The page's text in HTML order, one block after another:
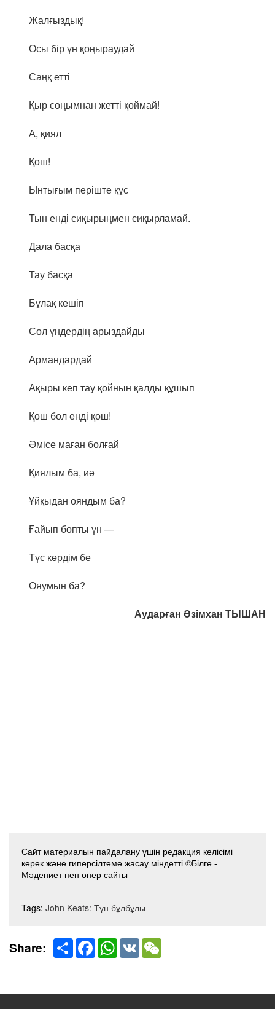
Жалғыздық!
Осы бір үн қоңыраудай
Саңқ етті
Қыр соңымнан жетті қоймай!
А, қиял
Қош!
Ынтығым періште құс
Тын енді сиқырыңмен сиқырламай.
Дала басқа
Тау басқа
Бұлақ кешіп
Сол үндердің арыздайды
Армандардай
Ақыры кеп тау қойнын қалды құшып
Қош бол енді қош!
Әмісе маған болғай
Қиялым ба, иә
Ұйқыдан ояндым ба?
Ғайып бопты үн —
Түс көрдім бе
Ояумын ба?
Аударған Əзімхан ТЫШАН
Сайт материалын пайдалану үшін редакция келісімі
керек және гиперсілтеме жасау міндетті ©Білге -
Мәдениет пен өнер сайты
Tags: John Keats: Түн бұлбұлы
Share: Share FacebookWhatsApp
VK